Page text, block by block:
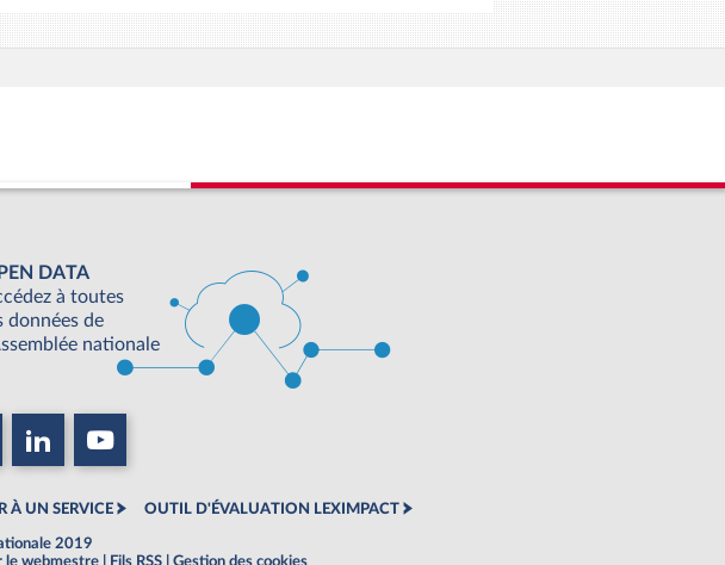
DATA
à toutes
données de
nationale
À UN SERVICE OUTIL D'ÉVALUATION LEXIMPACT
2019
le webmestre Fils RSS Gestion des cookies